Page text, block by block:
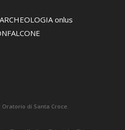
onlus
Oratorio di Santa Croce.